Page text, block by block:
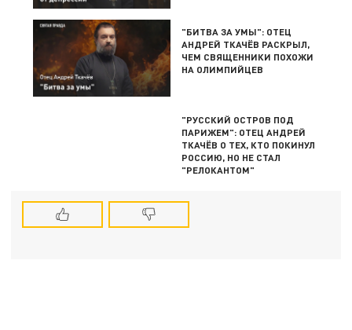
"БИТВА ЗА УМЫ": ОТЕЦ
АНДРЕЙ ТКАЧЁВ РАСКРЫЛ,
ЧЕМ СВЯЩЕННИКИ ПОХОЖИ
НА ОЛИМПИЙЦЕВ
"РУССКИЙ ОСТРОВ ПОД
ПАРИЖЕМ": ОТЕЦ АНДРЕЙ
ТКАЧЁВ О ТЕХ, КТО ПОКИНУЛ
РОССИЮ, НО НЕ СТАЛ
"РЕЛОКАНТОМ"